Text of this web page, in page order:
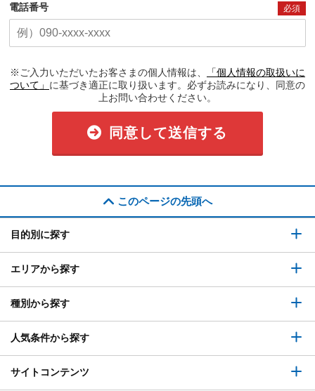
電話番号 必須
※ご入力いただいたお客さまの個人情報は、
「個人情報の取扱いに
ついて」 に基づき適正に取り扱います。必ずお読みになり、同意の
上お問い合わせください。
同意して送信する
このページの先頭へ
目的別に探す
エリアから探す
種別から探す
人気条件から探す
サイトコンテンツ